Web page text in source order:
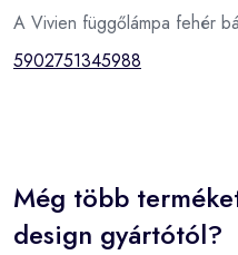
A Vivien függőlámpa fehér
5902751345988
Még több
design gyártótól?